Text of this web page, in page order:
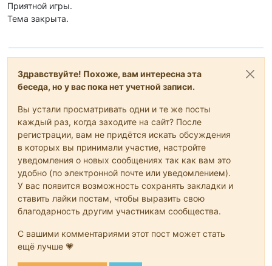
Приятной игры.
Тема закрыта.
Здравствуйте! Похоже, вам интересна эта
беседа, но у вас пока нет учетной записи.
Вы устали просматривать одни и те же посты
каждый раз, когда заходите на сайт? После
регистрации, вам не придётся искать обсуждения
в которых вы принимали участие, настройте
уведомления о новых сообщениях так как вам это
удобно (по электронной почте или уведомлением).
У вас появится возможность сохранять закладки и
ставить лайки постам, чтобы выразить свою
благодарность другим участникам сообщества.
С вашими комментариями этот пост может стать
ещё лучше 💗